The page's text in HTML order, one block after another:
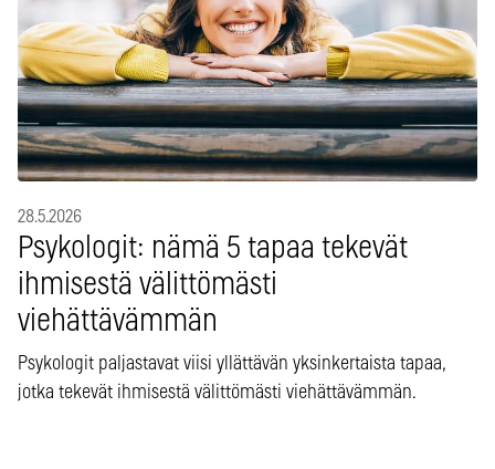
28.5.2026
Psykologit: nämä 5 tapaa tekevät
ihmisestä välittömästi
viehättävämmän
Psykologit paljastavat viisi yllättävän yksinkertaista tapaa,
jotka tekevät ihmisestä välittömästi viehättävämmän.